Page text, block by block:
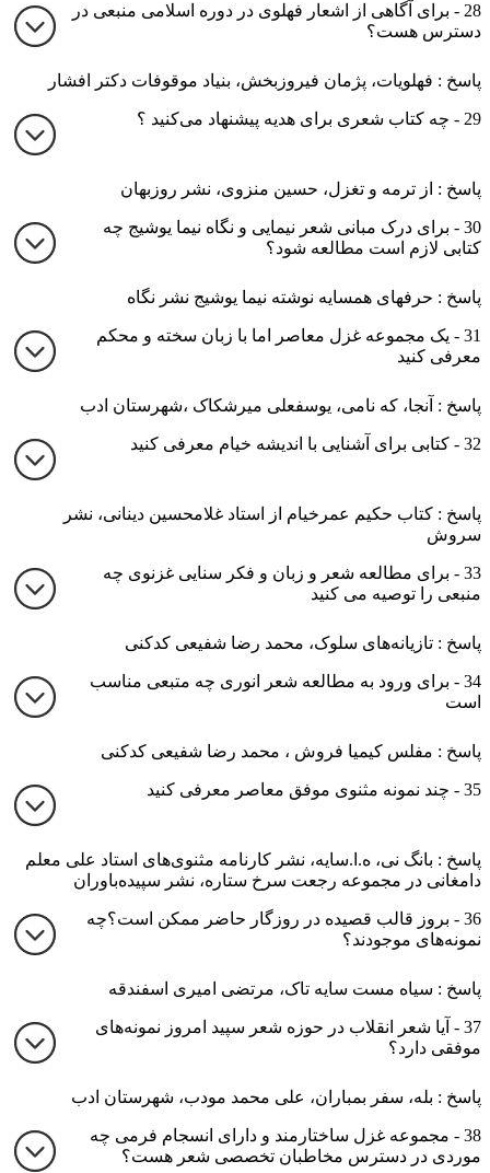
28 - برای آگاهی از اشعار فهلوی در دوره اسلامی منبعی در
دسترس هست؟
پاسخ : فهلویات، پژمان فیروزبخش، بنیاد موقوفات دکتر افشار
29 - چه کتاب شعری برای هدیه پیشنهاد می‌کنید ؟
پاسخ : از ترمه و تغزل، حسین منزوی، نشر روزبهان
30 - برای درک مبانی شعر نیمایی و نگاه نیما یوشیج چه
کتابی لازم است مطالعه شود؟
پاسخ : حرفهای همسایه نوشته نیما یوشیج نشر نگاه
31 - یک مجموعه غزل معاصر اما با زبان سخته و محکم
معرفی کنید
پاسخ : آنجا، که نامی، یوسفعلی میرشکاک ،شهرستان ادب
32 - کتابی برای آشنایی با اندیشه خیام معرفی کنید
پاسخ : کتاب حکیم عمرخیام از استاد غلامحسین دینانی، نشر
سروش
33 - برای مطالعه شعر و زبان و فکر سنایی غزنوی چه
منبعی را توصیه می کنید
پاسخ : تازیانه‌های سلوک، محمد رضا شفیعی کدکنی
34 - برای ورود به مطالعه شعر انوری چه متبعی مناسب
است
پاسخ : مفلس کیمیا فروش ، محمد رضا شفیعی کدکنی
35 - چند نمونه مثنوی موفق معاصر معرفی کنید
پاسخ : بانگ نی، ه.ا.سایه، نشر کارنامه مثنوی‌های استاد علی معلم
دامغانی در مجموعه رجعت سرخ ستاره، نشر سپیده‌باوران
36 - بروز قالب قصیده در روزگار حاضر ممکن است؟چه
نمونه‌های موجودند؟
پاسخ : سیاه مست سایه تاک، مرتضی امیری اسفندقه
37 - آیا شعر انقلاب در حوزه شعر سپید امروز نمونه‌های
موفقی دارد؟
پاسخ : بله، سفر بمباران، علی محمد مودب، شهرستان ادب
38 - مجموعه غزل ساختارمند و دارای انسجام فرمی چه
موردی در دسترس مخاطبان تخصصی شعر هست؟